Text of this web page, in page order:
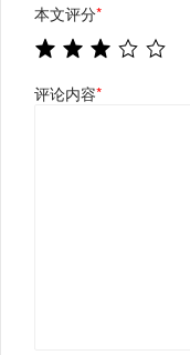
本文评分*
评论内容*